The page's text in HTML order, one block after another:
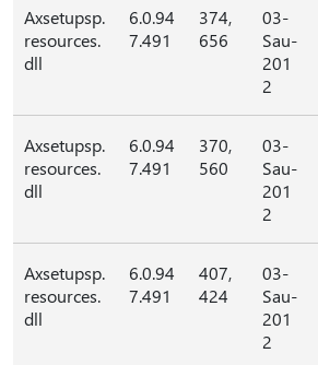
Axsetupsp.
resources.
dll
6.0.94
7.491
374,
656
03-
Sau-
201
2
Axsetupsp.
resources.
dll
6.0.94
7.491
370,
560
03-
Sau-
201
2
Axsetupsp.
resources.
dll
6.0.94
7.491
407,
424
03-
Sau-
201
2